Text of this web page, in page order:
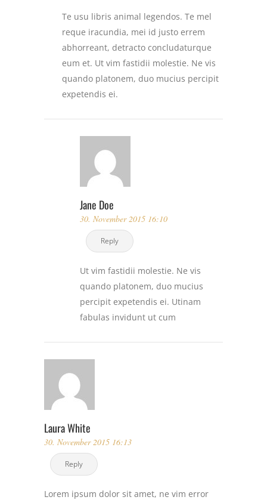
Te usu libris animal legendos. Te mel
reque iracundia, mei id justo errem
abhorreant, detracto concludaturque
eum et. Ut vim fastidii molestie. Ne vis
quando platonem, duo mucius percipit
expetendis ei.
Jane Doe
30. November 2015 16:10
Reply
Ut vim fastidii molestie. Ne vis
quando platonem, duo mucius
percipit expetendis ei. Utinam
fabulas invidunt ut cum
Laura White
30. November 2015 16:13
Reply
Lorem ipsum dolor sit amet, ne vim error